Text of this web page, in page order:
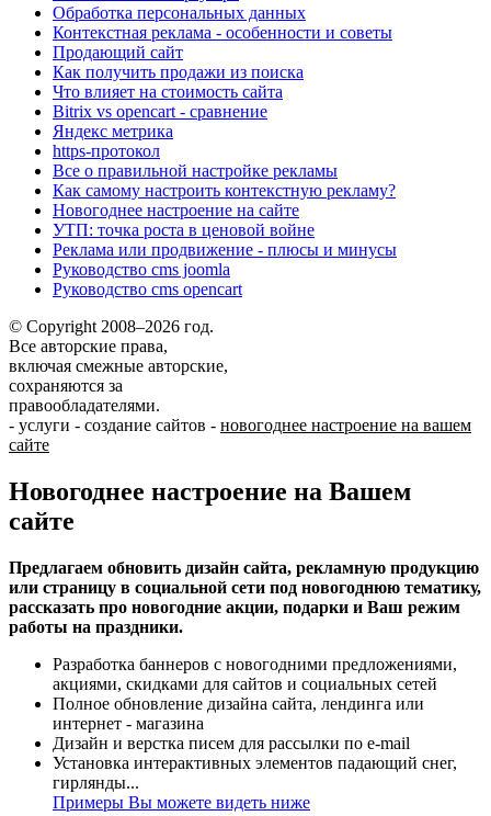
Обработка персональных данных
Контекстная реклама - особенности и советы
Продающий сайт
Как получить продажи из поиска
Что влияет на стоимость сайта
Bitrix vs opencart - сравнение
Яндекс метрика
https-протокол
Все о правильной настройке рекламы
Как самому настроить контекстную рекламу?
Новогоднее настроение на сайте
УТП: точка роста в ценовой войне
Реклама или продвижение - плюсы и минусы
Руководство cms joomla
Руководство cms opencart
© Copyright 2008–2026 год.
Все авторские права,
включая смежные авторские,
сохраняются за
правообладателями.
- услуги - создание сайтов - новогоднее настроение на вашем
сайте
Новогоднее настроение на Вашем
сайте
Предлагаем обновить дизайн сайта, рекламную продукцию
или страницу в социальной сети под новогоднюю тематику,
рассказать про новогодние акции, подарки и Ваш режим
работы на праздники.
Разработка баннеров с новогодними предложениями,
акциями, скидками для сайтов и социальных сетей
Полное обновление дизайна сайта, лендинга или
интернет - магазина
Дизайн и верстка писем для рассылки по e-mail
Установка интерактивных элементов падающий снег,
гирлянды...
Примеры Вы можете видеть ниже